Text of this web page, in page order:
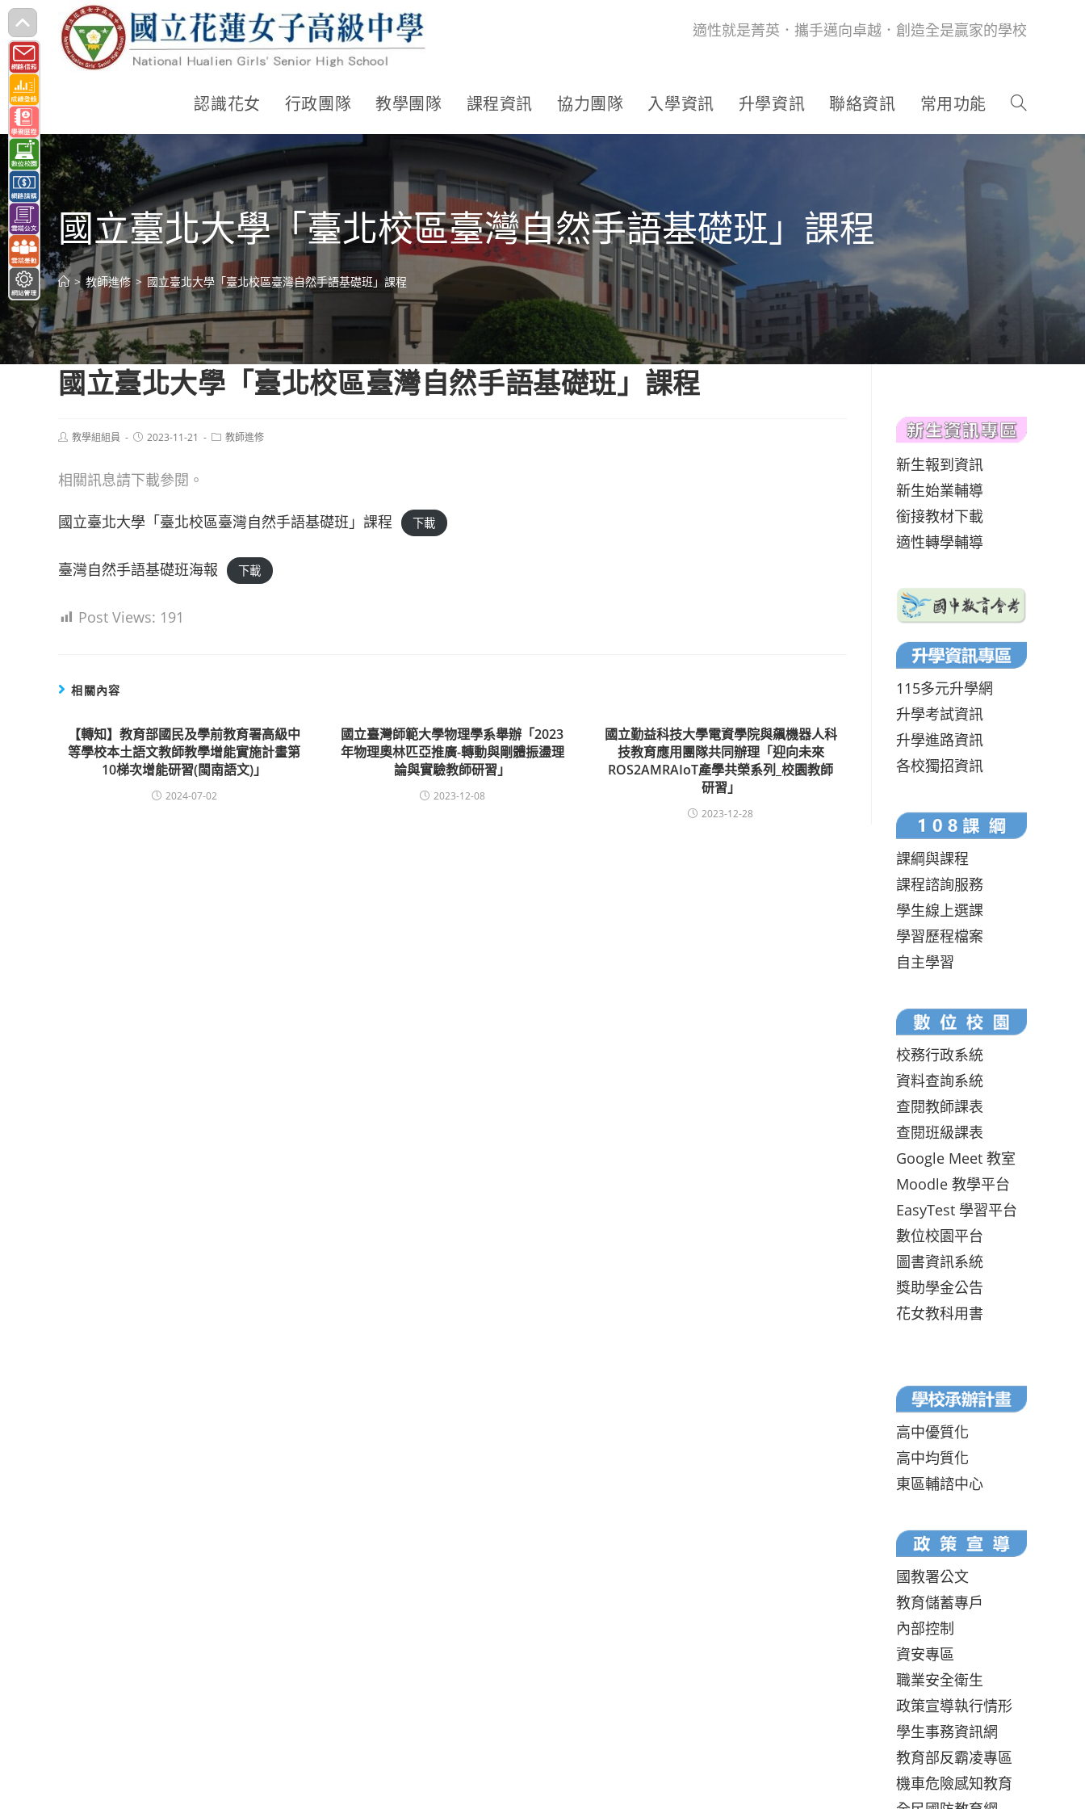
跳
轉
至
主
要
內
容
適性就是菁英．攜手邁向卓越．創造全是贏家的學校
認識花女 行政團隊 教學團隊 課程資訊 協力團隊 入學資訊 升學資訊 聯絡資訊 常用功能
國立臺北大學「臺北校區臺灣自然手語基礎班」課程
> 教師進修 > 國立臺北大學「臺北校區臺灣自然手語基礎班」課程
國立臺北大學「臺北校區臺灣自然手語基礎班」課程
Post教學組組員
Post2023-11-21
Post教師進修
相關訊息請下載參閱。
國立臺北大學「臺北校區臺灣自然手語基礎班」課程 下載
臺灣自然手語基礎班海報 下載
Post Views: 191
相關內容
【轉知】教育部國民及學前教育署高級中
等學校本土語文教師教學增能實施計畫第
10梯次增能研習(閩南語文)」
2024-07-02
國立臺灣師範大學物理學系舉辦「2023
年物理奧林匹亞推廣-轉動與剛體振盪理
論與實驗教師研習」
2023-12-08
國立勤益科技大學電資學院與飆機器人科
技教育應用團隊共同辦理「迎向未來
ROS2AMRAIoT產學共榮系列_校園教師
研習」
2023-12-28
新生報到資訊
新生始業輔導
銜接教材下載
適性轉學輔導
115多元升學網
升學考試資訊
升學進路資訊
各校獨招資訊
課綱與課程
課程諮詢服務
學生線上選課
學習歷程檔案
自主學習
校務行政系統
資料查詢系統
查閱教師課表
查閱班級課表
Google Meet 教室
Moodle 教學平台
EasyTest 學習平台
數位校園平台
圖書資訊系統
獎助學金公告
花女教科用書
高中優質化
高中均質化
東區輔諮中心
國教署公文
教育儲蓄專戶
內部控制
資安專區
職業安全衛生
政策宣導執行情形
學生事務資訊網
教育部反霸凌專區
機車危險感知教育